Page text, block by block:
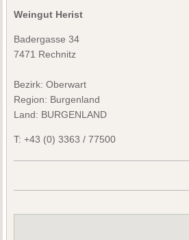
Weingut Herist
Badergasse 34
7471 Rechnitz
Bezirk: Oberwart
Region: Burgenland
Land: BURGENLAND
T: +43 (0) 3363 / 77500